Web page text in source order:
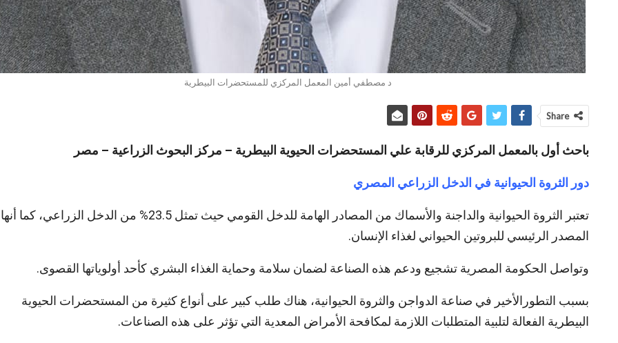
د مصطفي أمين المعمل المركزي للمستحضرات البيطرية
Share
باحث أول بالمعمل المركزي للرقابة علي المستحضرات الحيوية البيطرية – مركز البحوث الزراعية – مصر
دور الثروة الحيوانية في الدخل الزراعي المصري
تعتبر الثروة الحيوانية والداجنة والأسماك من المصادر الهامة للدخل القومي حيث تمثل 23.5% من الدخل الزراعي، كما أنها
المصدر الرئيسي للبروتين الحيواني لغذاء الإنسان.
وتواصل الحكومة المصرية تشجيع ودعم هذه الصناعة لضمان سلامة وحماية الغذاء البشري كأحد أولوياتها القصوى.
بسبب التطورالأخير في صناعة الدواجن والثروة الحيوانية، هناك طلب كبير على أنواع كثيرة من المستحضرات الحيوية
البيطرية الفعالة لتلبية المتطلبات اللازمة لمكافحة الأمراض المعدية التي تؤثر على هذه الصناعات.